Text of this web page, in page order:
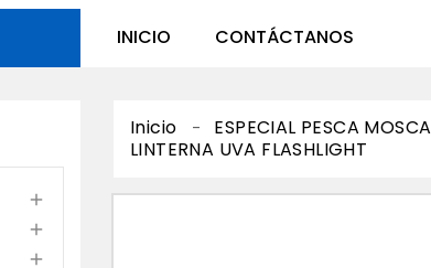
INICIO CONTÁCTANOS



Inicio ESPECIAL PESCA MOSCA
LINTERNA UVA FLASHLIGHT